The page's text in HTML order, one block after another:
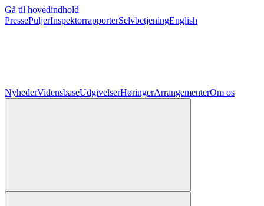
Gå til hovedindhold
PressePuljerInspektorrapporterSelvbetjeningEnglish
NyhederVidensbaseUdgivelserHøringerArrangementerOm os